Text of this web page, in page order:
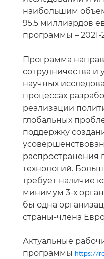
наибольшим
95,5 миллиардов
программы – 2021-
Программа
сотрудничества и
научных
процессах
реализации
глобальных
поддержку
распространения
технологий.
требует наличие
минимум 3-х
бы одна
страны-члена
Актуальные
программы https://